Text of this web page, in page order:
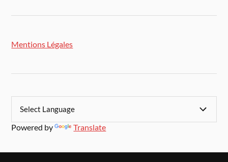
Mentions Légales
Powered by Translate